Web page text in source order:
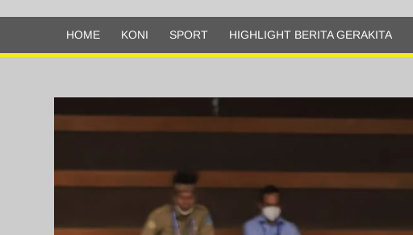
Olahraga
HOME KONI SPORT HIGHLIGHT BERITA GERAKITA